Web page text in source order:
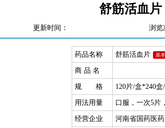
舒筋活血片
更新时间： 浏览
药品名称 舒筋活血片 基
商 品 名
规 格 120片/盒*240盒
用法用量 口服，一次5片
经营企业 河南省国药医